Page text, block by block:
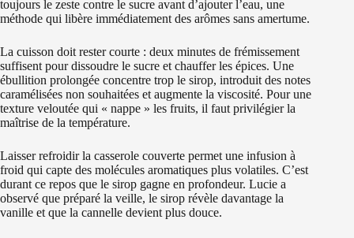
toujours le zeste contre le sucre avant d’ajouter l’eau, une
méthode qui libère immédiatement des arômes sans amertume.
La cuisson doit rester courte : deux minutes de frémissement
suffisent pour dissoudre le sucre et chauffer les épices. Une
ébullition prolongée concentre trop le sirop, introduit des notes
caramélisées non souhaitées et augmente la viscosité. Pour une
texture veloutée qui « nappe » les fruits, il faut privilégier la
maîtrise de la température.
Laisser refroidir la casserole couverte permet une infusion à
froid qui capte des molécules aromatiques plus volatiles. C’est
durant ce repos que le sirop gagne en profondeur. Lucie a
observé que préparé la veille, le sirop révèle davantage la
vanille et que la cannelle devient plus douce.